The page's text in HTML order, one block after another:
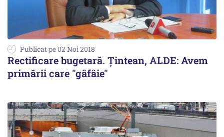
Publicat pe 02 Noi 2018
Rectificare bugetară. Țintean, ALDE: Avem
primării care "gâfâie"